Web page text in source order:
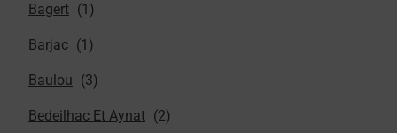
Bagert
Barjac
Baulou
Bedeilhac Et Aynat